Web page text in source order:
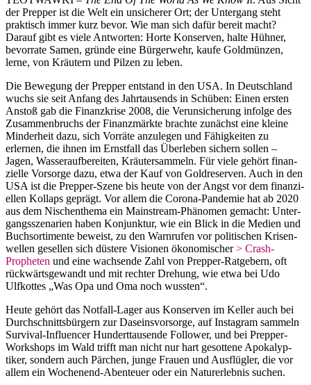
der Prepper ist die Welt ein unsicherer Ort; der Untergang steht
praktisch immer kurz bevor. Wie man sich dafür bereit macht?
Darauf gibt es viele Antworten: Horte Konserven, halte Hühner,
bevorrate Samen, gründe eine Bürgerwehr, kaufe Goldmünzen,
lerne, von Kräutern und Pilzen zu leben.
Die Bewegung der Prepper entstand in den USA. In Deutschland
wuchs sie seit Anfang des Jahrtau­sends in Schüben: Einen ersten
Anstoß gab die Finanz­krise 2008, die Verun­si­cherung infolge des
Zusam­men­bruchs der Finanz­märkte brachte zunächst eine kleine
Minderheit dazu, sich Vorräte anzulegen und Fähig­keiten zu
erlernen, die ihnen im Ernstfall das Überleben sichern sollen –
Jagen, Wasser­auf­be­reiten, Kräuter­sammeln. Für viele gehört finan­
zielle Vorsorge dazu, etwa der Kauf von Goldre­serven. Auch in den
USA ist die Prepper-Szene bis heute von der Angst vor dem finan­zi­
ellen Kollaps geprägt. Vor allem die Corona-Pandemie hat ab 2020
aus dem Nischen­thema ein Mainstream-Phänomen gemacht: Unter­
gangs­sze­narien haben Konjunktur, wie ein Blick in die Medien und
Buchsor­ti­mente beweist, zu den Warnrufen vor politi­schen Krisen­
wellen gesellen sich düstere Visionen ökono­mi­scher> Crash-
Propheten und eine wachsende Zahl von Prepper-Ratgebern, oft
rückwärts­ge­wandt und mit rechter Drehung, wie etwa bei Udo
Ulfkottes „Was Opa und Oma noch wussten“.
Heute gehört das Notfall-Lager aus Konserven im Keller auch bei
Durch­schnitts­bürgern zur Daseins­vor­sorge, auf Instagram sammeln
Survival-Influencer Hundert­tau­sende Follower, und bei Prepper-
Workshops im Wald trifft man nicht nur hart gesottene Apoka­lyp­
tiker, sondern auch Pärchen, junge Frauen und Ausflügler, die vor
allem ein Wochenend-Abenteuer oder ein Natur­er­lebnis suchen.